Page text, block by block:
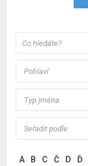
Pohlaví
Typ jména
Seřadit podle
A B C Č D Ď